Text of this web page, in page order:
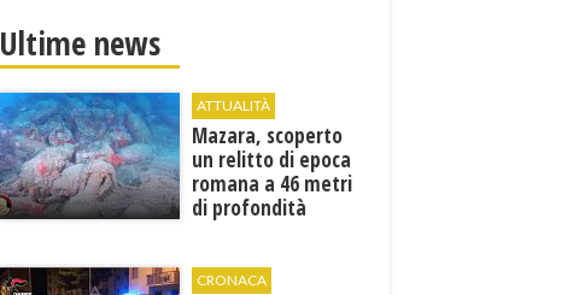
Ultime news
ATTUALITÀ
Mazara, scoperto
un relitto di epoca
romana a 46 metri
di profondità
CRONACA